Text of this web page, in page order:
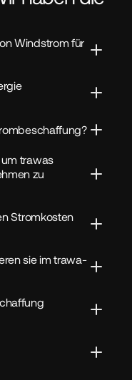
Windstrom für
trawas
zu
Stromkosten
sie im trawa-